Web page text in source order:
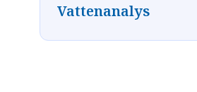
Vattenanalys